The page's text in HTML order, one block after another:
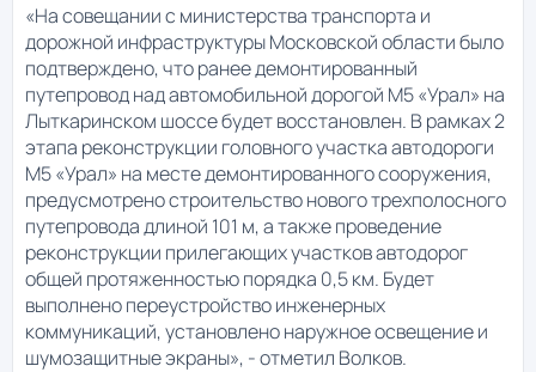
«На совещании с министерства транспорта и
дорожной инфраструктуры Московской области было
подтверждено, что ранее демонтированный
путепровод над автомобильной дорогой М5 «Урал» на
Лыткаринском шоссе будет восстановлен. В рамках 2
этапа реконструкции головного участка автодороги
М5 «Урал» на месте демонтированного сооружения,
предусмотрено строительство нового трехполосного
путепровода длиной 101 м, а также проведение
реконструкции прилегающих участков автодорог
общей протяженностью порядка 0,5 км. Будет
выполнено переустройство инженерных
коммуникаций, установлено наружное освещение и
шумозащитные экраны», - отметил Волков.